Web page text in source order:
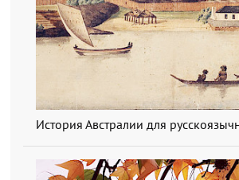
История Австралии для